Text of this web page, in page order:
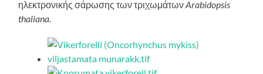
ηλεκτρονικής σάρωσης των τριχωμάτωνArabidopsis
thaliana.